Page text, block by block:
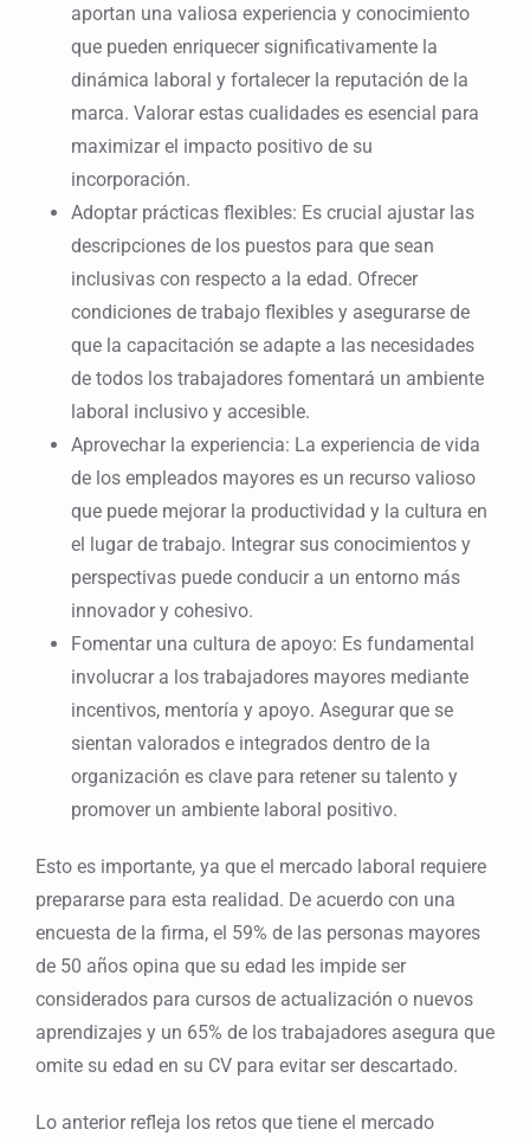
aportan una valiosa experiencia y conocimiento
que pueden enriquecer significativamente la
dinámica laboral y fortalecer la reputación de la
marca. Valorar estas cualidades es esencial para
maximizar el impacto positivo de su
incorporación.
Adoptar prácticas flexibles: Es crucial ajustar las
descripciones de los puestos para que sean
inclusivas con respecto a la edad. Ofrecer
condiciones de trabajo flexibles y asegurarse de
que la capacitación se adapte a las necesidades
de todos los trabajadores fomentará un ambiente
laboral inclusivo y accesible.
Aprovechar la experiencia: La experiencia de vida
de los empleados mayores es un recurso valioso
que puede mejorar la productividad y la cultura en
el lugar de trabajo. Integrar sus conocimientos y
perspectivas puede conducir a un entorno más
innovador y cohesivo.
Fomentar una cultura de apoyo: Es fundamental
involucrar a los trabajadores mayores mediante
incentivos, mentoría y apoyo. Asegurar que se
sientan valorados e integrados dentro de la
organización es clave para retener su talento y
promover un ambiente laboral positivo.
Esto es importante, ya que el mercado laboral requiere
prepararse para esta realidad. De acuerdo con una
encuesta de la firma, el 59% de las personas mayores
de 50 años opina que su edad les impide ser
considerados para cursos de actualización o nuevos
aprendizajes y un 65% de los trabajadores asegura que
omite su edad en su CV para evitar ser descartado.
Lo anterior refleja los retos que tiene el mercado